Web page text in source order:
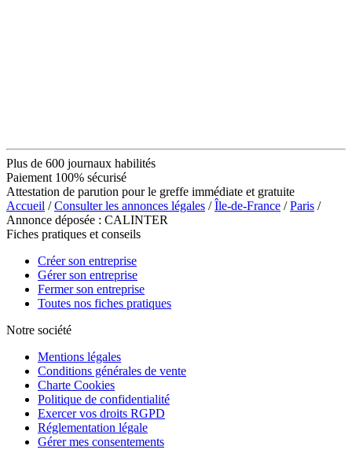
Plus de 600 journaux habilités
Paiement 100% sécurisé
Attestation de parution pour le greffe immédiate et gratuite
Accueil /Consulter les annonces légales /Île-de-France /Paris /
Annonce déposée : CALINTER
Fiches pratiques et conseils
Créer son entreprise
Gérer son entreprise
Fermer son entreprise
Toutes nos fiches pratiques
Notre société
Mentions légales
Conditions générales de vente
Charte Cookies
Politique de confidentialité
Exercer vos droits RGPD
Réglementation légale
Gérer mes consentements